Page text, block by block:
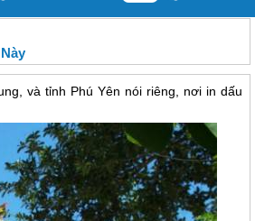
và tỉnh Phú Yên nói riêng, nơi in dấu